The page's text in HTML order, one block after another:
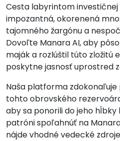
Cesta labyrintom
impozantná, okorenená
tajomného žargónu a
Dovoľte Manara AI, aby
maják a rozlúštil túto zložitú
poskytne jasnosť uprostred
Naša platforma
tohto obrovského
aby sa ponorili do jeho hĺbky
patróni spoľahnúť na
nájde vhodné vedecké